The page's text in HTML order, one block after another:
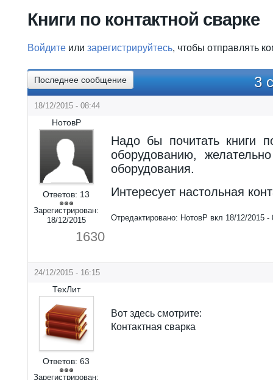
Книги по контактной сварке
Войдите или зарегистрируйтесь, чтобы отправлять
Последнее сообщение 3
18/12/2015 - 08:44
НотовР
Ответов: 13
Зарегистрирован:
18/12/2015
Надо бы почитать книги
оборудованию,
оборудования.
Интересует настольная
Отредактировано: НотовР вкл 18/12/2015 -
1630
24/12/2015 - 16:15
ТехЛит
Ответов: 63
Зарегистрирован:
Вот здесь смотрите:
Контактная сварка